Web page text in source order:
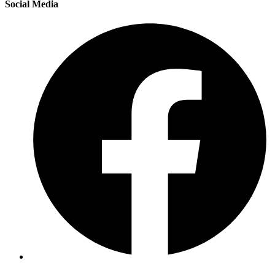
Social Media